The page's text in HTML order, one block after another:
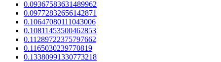
0.09367583631489962
0.09772832656142871
0.10647080111043006
0.10811453500462853
0.11289722375797662
0.1165030239770819
0.13380991330773218